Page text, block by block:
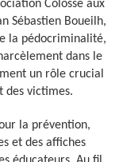
Colosse aux
Sébastien Boueilh,
la pédocriminalité,
dans le
un rôle crucial
des victimes.
la prévention,
et des affiches